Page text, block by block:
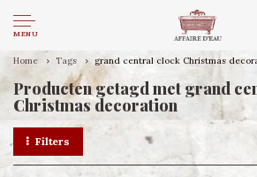
MENU
Home Tags grand central clock Christmas
Producten getagd met grand
Christmas decoration
Filters